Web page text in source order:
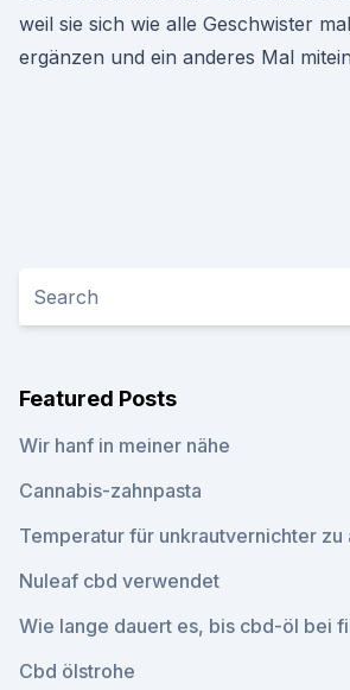
weil sie sich wie alle Geschwister
ergänzen und ein anderes Mal
Featured Posts
Wir hanf in meiner nähe
Cannabis-zahnpasta
Temperatur für unkrautvernichter zu
Nuleaf cbd verwendet
Wie lange dauert es, bis cbd-öl bei
Cbd ölstrohe